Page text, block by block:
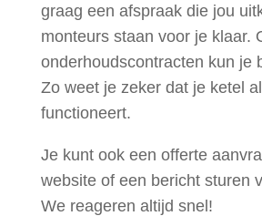
graag een afspraak die jou
monteurs staan voor je klaar.
onderhoudscontracten kun je
Zo weet je zeker dat je ketel
functioneert.
Je kunt ook een offerte
website of een bericht sturen
We reageren altijd snel!